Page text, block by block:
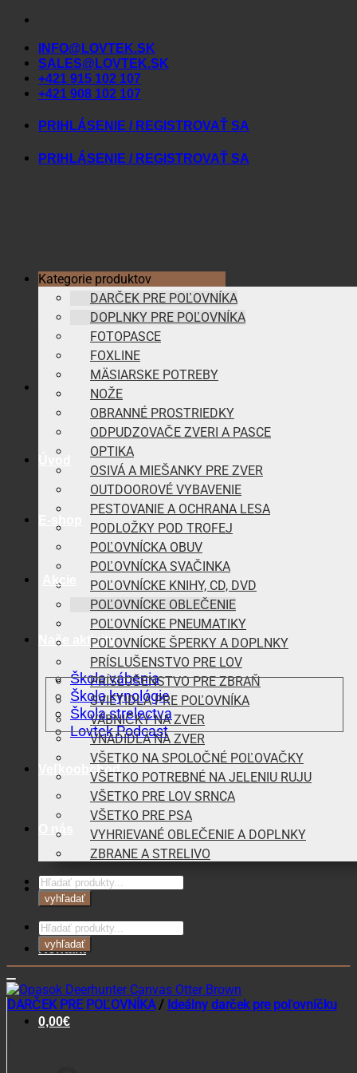
Skip
contentINFO@LOVTEK.SK
SALES@LOVTEK.SK
+421 915 102 107
+421 908 102 107
PRIHLÁSENIE / REGISTROVAŤ SA
PRIHLÁSENIE / REGISTROVAŤ SA
Akcie
Naše aktivity
Škola vábenia
Škola kynológie
Škola strelectva
Lovtek Podcast
Veľkoobchod
O nás
Blog
Kontakt
0,00€
Kategorie produktov
DARČEK PRE POĽOVNÍKA
DOPLNKY PRE POĽOVNÍKA
FOTOPASCE
FOXLINE
MÄSIARSKE POTREBY
NOŽE
OBRANNÉ PROSTRIEDKY
ODPUDZOVAČE ZVERI A PASCE
OPTIKA
OSIVÁ A MIEŠANKY PRE ZVER
OUTDOOROVÉ VYBAVENIE
PESTOVANIE A OCHRANA LESA
PODLOŽKY POD TROFEJ
POĽOVNÍCKA OBUV
POĽOVNÍCKA SVAČINKA
POĽOVNÍCKE KNIHY, CD, DVD
POĽOVNÍCKE OBLEČENIE
POĽOVNÍCKE PNEUMATIKY
POĽOVNÍCKE ŠPERKY A DOPLNKY
PRÍSLUŠENSTVO PRE LOV
PRÍSLUŠENSTVO PRE ZBRAŇ
SVIETIDLÁ PRE POĽOVNÍKA
VÁBNIČKY NA ZVER
VNADIDLÁ NA ZVER
VŠETKO NA SPOLOČNÉ POĽOVAČKY
VŠETKO POTREBNÉ NA JELENIU RUJU
VŠETKO PRE LOV SRNCA
VŠETKO PRE PSA
VYHRIEVANÉ OBLEČENIE A DOPLNKY
ZBRANE A STRELIVO
Products
search
vyhľadať
Products
search
vyhľadať
DARČEK PRE POĽOVNÍKA / Ideálny darček pre poľovníčku